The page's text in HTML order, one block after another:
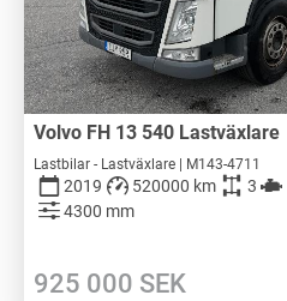
Volvo FH 13 540 Lastväxlare
Lastbilar - Lastväxlare | M143-4711
2019 520000 km 3
4300 mm
925 000 SEK